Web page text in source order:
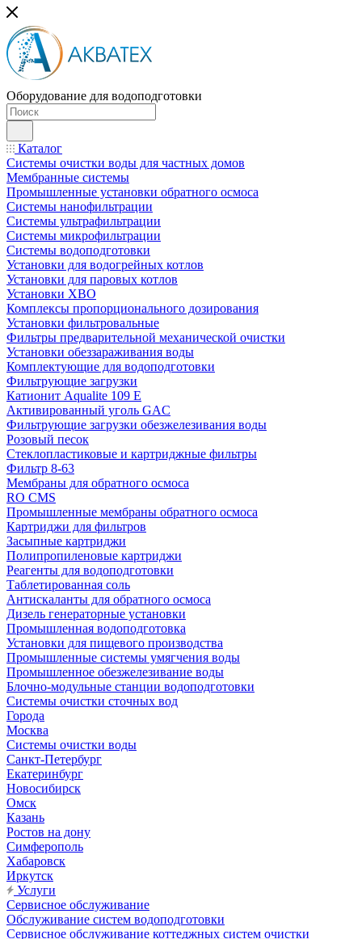
Оборудование для водоподготовки
Каталог
Системы очистки воды для частных домов
Мембранные системы
Промышленные установки обратного осмоса
Системы нанофильтрации
Системы ультрафильтрации
Системы микрофильтрации
Системы водоподготовки
Установки для водогрейных котлов
Установки для паровых котлов
Установки ХВО
Комплексы пропорционального дозирования
Установки фильтровальные
Фильтры предварительной механической очистки
Установки обеззараживания воды
Комплектующие для водоподготовки
Фильтрующие загрузки
Катионит Aqualite 109 E
Активированный уголь GAC
Фильтрующие загрузки обезжелезивания воды
Розовый песок
Стеклопластиковые и картриджные фильтры
Фильтр 8-63
Мембраны для обратного осмоса
RO CMS
Промышленные мембраны обратного осмоса
Картриджи для фильтров
Засыпные картриджи
Полипропиленовые картриджи
Реагенты для водоподготовки
Таблетированная соль
Антискаланты для обратного осмоса
Дизель генераторные установки
Промышленная водоподготовка
Установки для пищевого производства
Промышленные системы умягчения воды
Промышленное обезжелезивание воды
Блочно-модульные станции водоподготовки
Системы очистки сточных вод
Города
Москва
Системы очистки воды
Санкт-Петербург
Екатеринбург
Новосибирск
Омск
Казань
Ростов на дону
Симферополь
Хабаровск
Иркутск
Услуги
Сервисное обслуживание
Обслуживание систем водоподготовки
Сервисное обслуживание коттеджных систем очистки